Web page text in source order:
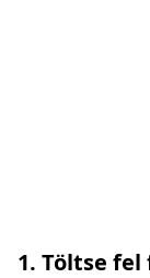
1. Töltse